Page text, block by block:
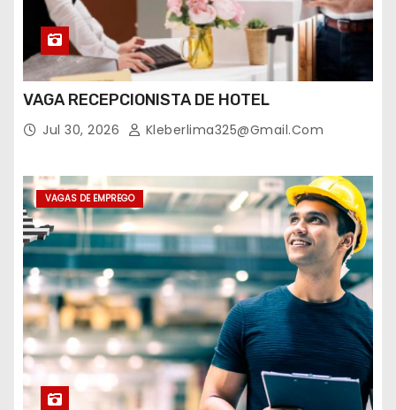
VAGA RECEPCIONISTA DE HOTEL
Jul 30, 2026 Kleberlima325@gmail.com
VAGAS DE EMPREGO